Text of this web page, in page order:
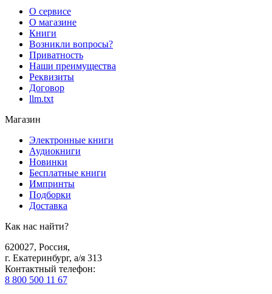
О сервисе
О магазине
Книги
Возникли вопросы?
Приватность
Наши преимущества
Реквизиты
Договор
llm.txt
Магазин
Электронные книги
Аудиокниги
Новинки
Бесплатные книги
Импринты
Подборки
Доставка
Как нас найти?
620027, Россия,
г. Екатеринбург, а/я 313
Контактный телефон:
8 800 500 11 67